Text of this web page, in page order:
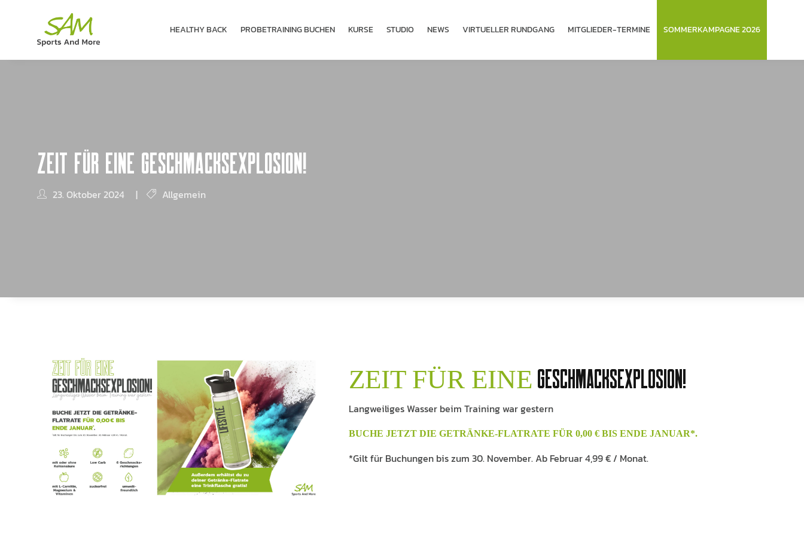
HEALTHY BACK PROBE­TRAINING BUCHEN KURSE STUDIO NEWS VIRTUELLER RUND­GANG MITGLIEDER-TERMINE SOMMERKAMPAGNE 2026
ZEIT FÜR EINE GESCHMACKSEXPLOSION!
23. Oktober 2024 | Allgemein
ZEIT FÜR EINE GESCHMACKSEXPLOSION!
Langweiliges Wasser beim Training war gestern
BUCHE JETZT DIE GETRÄNKE-FLATRATE FÜR 0,00 € BIS ENDE JANUAR*.
*Gilt für Buchungen bis zum 30. November. Ab Februar 4,99 € / Monat.